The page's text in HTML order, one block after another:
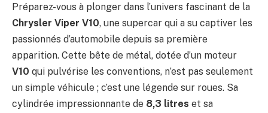
Préparez-vous à plonger dans l’univers fascinant de la
Chrysler Viper V10, une supercar qui a su captiver les
passionnés d’automobile depuis sa première
apparition. Cette bête de métal, dotée d’un moteur
V10 qui pulvérise les conventions, n’est pas seulement
un simple véhicule ; c’est une légende sur roues. Sa
cylindrée impressionnante de 8,3 litres et sa